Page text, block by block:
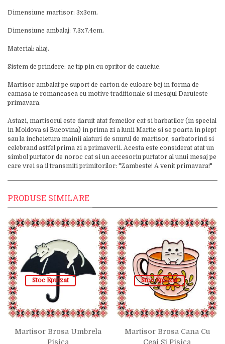
Dimensiune martisor: 3x3cm.
Dimensiune ambalaj: 7.3x7.4cm.
Material: aliaj.
Sistem de prindere: ac tip pin cu opritor de cauciuc.
Martisor ambalat pe suport de carton de culoare bej in forma de
camasa ie romaneasca cu motive traditionale si mesajul Daruieste
primavara.
Astazi, martisorul este daruit atat femeilor cat si barbatilor (in special
in Moldova si Bucovina) in prima zi a lunii Martie si se poarta in piept
sau la incheietura mainii alaturi de snurul de martisor, sarbatorind si
celebrand astfel prima zi a primaverii. Acesta este considerat atat un
simbol purtator de noroc cat si un accesoriu purtator al unui mesaj pe
care vrei sa il transmiti primitorilor: "Zambeste! A venit primavara!"
PRODUSE SIMILARE
Stoc Epuizat
Martisor Brosa Umbrela
Pisica
Stoc Epuizat
Martisor Brosa Cana Cu
Ceai Si Pisica